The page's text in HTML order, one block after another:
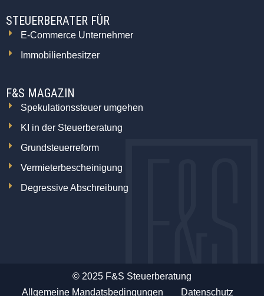
STEUERBERATER FÜR
E-Commerce Unternehmer
Immobilienbesitzer
F&S MAGAZIN
Spekulationssteuer umgehen
KI in der Steuerberatung
Grundsteuerreform
Vermieterbescheinigung
Degressive Abschreibung
© 2025 F&S Steuerberatung
Allgemeine Mandatsbedingungen
Datenschutz